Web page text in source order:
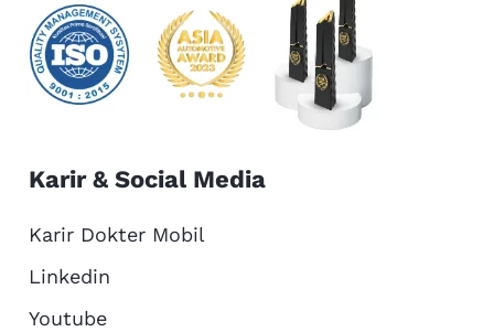
Karir & Social Media
Karir Dokter Mobil
Linkedin
Youtube